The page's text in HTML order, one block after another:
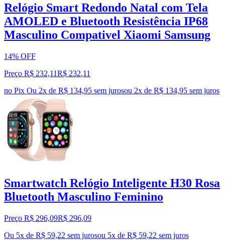
Relógio Smart Redondo Natal com Tela
AMOLED e Bluetooth Resistência IP68
Masculino Compativel Xiaomi Samsung
14% OFF
Preço R$ 232,11R$ 232,11
no Pix Ou 2x de R$ 134,95 sem jurosou 2x de R$ 134,95 sem juros
Smartwatch Relógio Inteligente H30 Rosa
Bluetooth Masculino Feminino
Preço R$ 296,09R$ 296,09
Ou 5x de R$ 59,22 sem jurosou 5x de R$ 59,22 sem juros